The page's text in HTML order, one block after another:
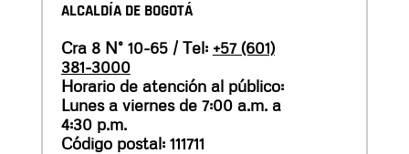
ALCALDÍA DE BOGOTÁ
Cra 8 N° 10-65 / Tel: +57 (601)
381-3000
Horario de atención al público:
Lunes a viernes de 7:00 a.m. a
4:30 p.m.
Código postal: 111711